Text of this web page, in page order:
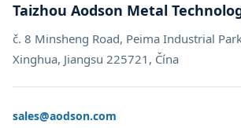
Taizhou Aodson Metal
č. 8 Minsheng Road, Peima Industrial
Xinghua, Jiangsu 225721, Čína
sales@aodson.com